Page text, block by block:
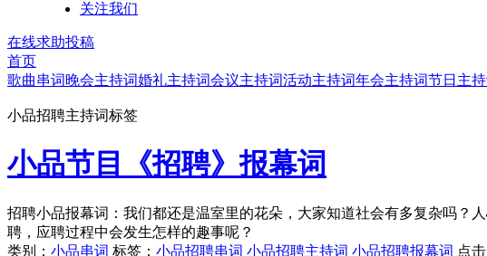
关注我们
在线求助投稿
首页
歌曲串词晚会主持词婚礼主持词会议主持词活动主持词年会主持词节日主
小品招聘主持词标签
小品节目《招聘》报幕词
招聘小品报幕词：我们都还是温室里的花朵，大家知道社会有多复杂吗？
聘，应聘过程中会发生怎样的趣事呢？
类别： 小品串词 标签： 小品招聘串词 小品招聘主持词 小品招聘报幕词 点击